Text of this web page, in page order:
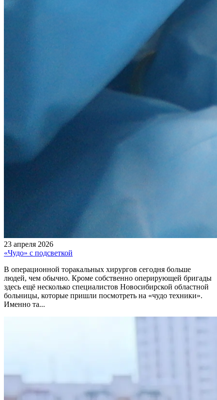
23 апреля 2026
«Чудо» с подсветкой
В операционной торакальных хирургов сегодня больше
людей, чем обычно. Кроме собственно оперирующей бригады
здесь ещё несколько специалистов Новосибирской областной
больницы, которые пришли посмотреть на «чудо техники».
Именно та...